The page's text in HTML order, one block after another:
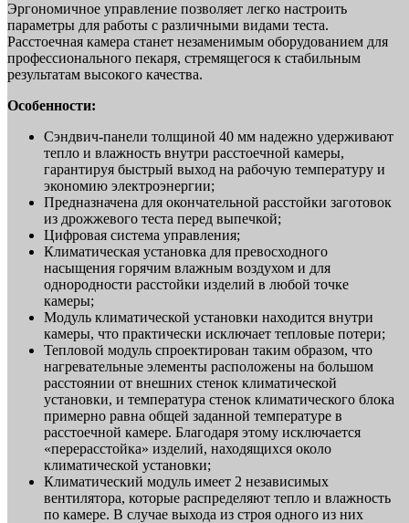
Эргономичное управление позволяет легко настроить
параметры для работы с различными видами теста.
Расстоечная камера станет незаменимым оборудованием для
профессионального пекаря, стремящегося к стабильным
результатам высокого качества.
Особенности:
Сэндвич-панели толщиной 40 мм надежно удерживают
тепло и влажность внутри расстоечной камеры,
гарантируя быстрый выход на рабочую температуру и
экономию электроэнергии;
Предназначена для окончательной расстойки заготовок
из дрожжевого теста перед выпечкой;
Цифровая система управления;
Климатическая установка для превосходного
насыщения горячим влажным воздухом и для
однородности расстойки изделий в любой точке
камеры;
Модуль климатической установки находится внутри
камеры, что практически исключает тепловые потери;
Тепловой модуль спроектирован таким образом, что
нагревательные элементы расположены на большом
расстоянии от внешних стенок климатической
установки, и температура стенок климатического блока
примерно равна общей заданной температуре в
расстоечной камере. Благодаря этому исключается
«перерасстойка» изделий, находящихся около
климатической установки;
Климатический модуль имеет 2 независимых
вентилятора, которые распределяют тепло и влажность
по камере. В случае выхода из строя одного из них